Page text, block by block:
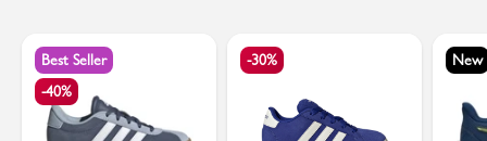
Best Seller
-40%
-30% New